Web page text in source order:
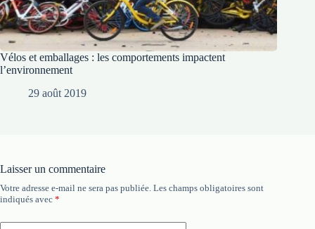
Vélos et emballages : les comportements impactent
l’environnement
29 août 2019
Laisser un commentaire
Votre adresse e-mail ne sera pas publiée. Les champs obligatoires sont
indiqués avec *